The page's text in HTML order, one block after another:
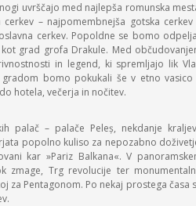
uvrščajo med najlepša romunska
– najpomembnejša gotska
cerkev. Popoldne se bomo
grad grofa Drakule. Med
in legend, ki spremljajo lik
bomo pokukali še v etno
hotela, večerja in nočitev.
palač – palače Peleș, nekdanje
popolno kuliso za nepozabno
kar »Pariz Balkana«. V
zmage, Trg revolucije ter
za Pentagonom. Po nekaj prostega časa